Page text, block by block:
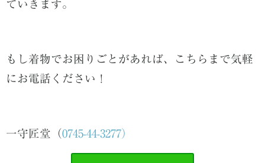
ていきます。
もし着物でお困りごとがあれば、こちらまで気軽
にお電話ください！
一守匠堂（0745-44-3277）